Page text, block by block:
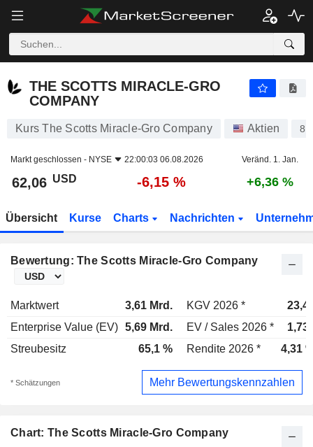
THE SCOTTS MIRACLE-GRO
COMPANY
Kurs The Scotts Miracle-Gro Company Aktien
Markt geschlossen - NYSE 22:00:03 06.08.2026 Veränd. 1. Jan.
62,06 USD -6,15 % +6,36 %
Übersicht Kurse Charts Nachrichten
Bewertung: The Scotts Miracle-Gro Company
Marktwert 3,61 Mrd. KGV 2026 *
Enterprise Value (EV) 5,69 Mrd. EV / Sales 2026 *
Streubesitz
65,1 % Rendite 2026 * 4,31
* Schätzungen Mehr Bewertungskennzahlen
Chart: The Scotts Miracle-Gro Company